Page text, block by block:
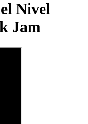
Nivel
Jam